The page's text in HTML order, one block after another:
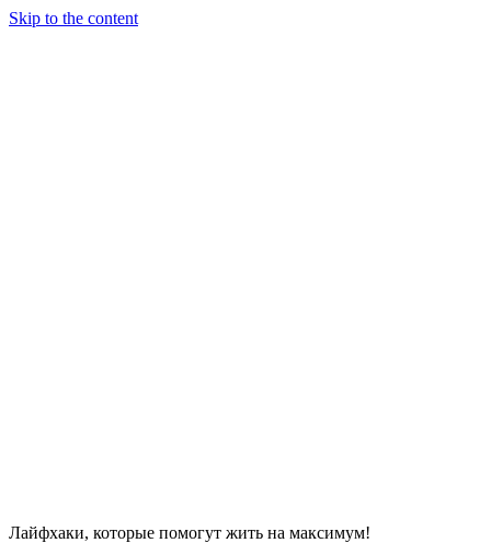
Skip to the content
Лайфхаки, которые помогут жить на максимум!